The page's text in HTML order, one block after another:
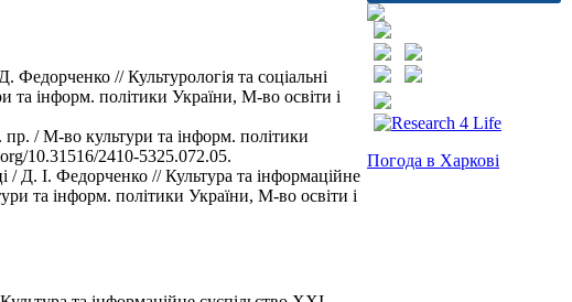
Федорченко // Культурологія та соціальні
та інформ. політики України, М-во освіти і
пр. / М-во культури та інформ. політики
10.31516/2410-5325.072.05.
Д. І. Федорченко // Культура та інформаційне
та інформ. політики України, М-во освіти і
Погода в Харкові